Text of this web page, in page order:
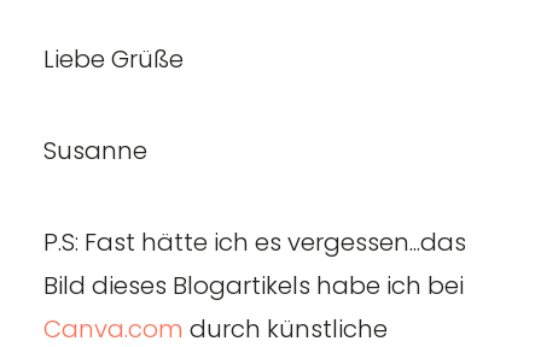
Liebe Grüße
Susanne
P.S: Fast hätte ich es vergessen...das
Bild dieses Blogartikels habe ich bei
Canva.com durch künstliche